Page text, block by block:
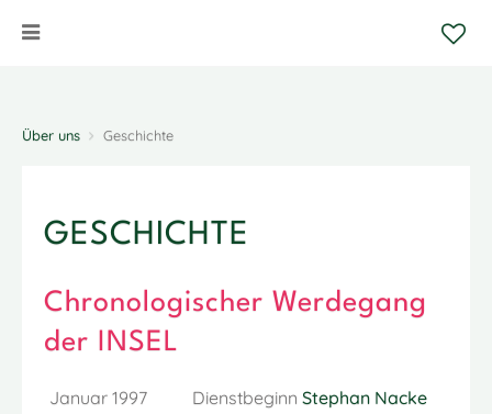
Über uns Geschichte
GESCHICHTE
Chronologischer Werdegang
der INSEL
Januar 1997 Dienstbeginn Stephan Nacke